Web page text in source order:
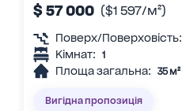
$ 57 000 ($1 597/м²)
Поверх/Поверховість:
Кімнат: 1
Площа загальна: 35 м²
Вигідна пропозиція